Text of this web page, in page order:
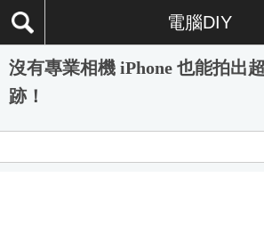
電腦DIY
沒有專業相機 iPhone 也能拍出
跡！